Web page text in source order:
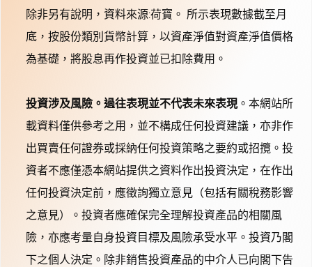
除非另有說明，資料來源:荷寶。 所示表現數據截至月
底，按股份類別貨幣計算，以資產淨值對資產淨值價格
為基礎，將股息再作投資並已扣除費用。
投資涉及風險。過往表現並不代表未來表現。本網站所
載資料僅供參考之用，並不構成任何投資建議，亦非作
出買賣任何證券或採納任何投資策略之要約或招攬。投
資者不應僅憑本網站提供之資料作出投資決定，在作出
任何投資決定前，應徵詢獨立意見（包括有關稅務影響
之意見）。投資者應確保完全理解投資產品的相關風
險，亦應考量自身投資目標及風險承受水平。投資乃閣
下之個人決定。除非銷售投資產品的中介人已向閣下告